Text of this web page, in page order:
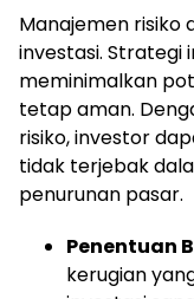
Manajemen risiko
investasi. Strategi
meminimalkan
tetap aman.
risiko, investor
tidak terjebak
penurunan pasar.
Penentuan
kerugian